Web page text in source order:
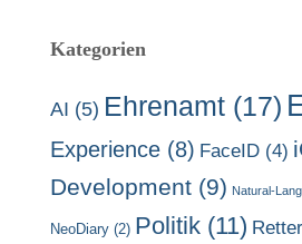
Kategorien
AI (5) Ehrenamt (17)
Experience (8) FaceID (4)
Development (9) Natural-
NeoDiary (2) Politik (11)